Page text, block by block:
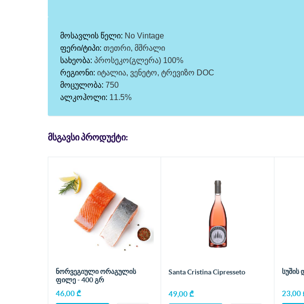
მოსავლის წელი: No Vintage
ფერი/ტიპი: თეთრი, მშრალი
სახეობა: პროსეკო(გლერა) 100%
რეგიონი: იტალია, ვენეტო, ტრევიზო DOC
მოცულობა: 750
ალკოჰოლი: 11.5%
ᲛᲡᲒᲐᲕᲡᲘ ᲞᲠᲝᲓᲣᲥᲢᲘ:
ნორვეგიული ორაგულის
ფილე - 400 გრ
46,00 ₾
Santa Cristina Cipresseto
49,00 ₾
სუშის
23,00